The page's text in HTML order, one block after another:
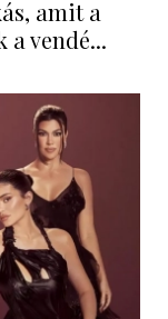
amit a
a vendé...